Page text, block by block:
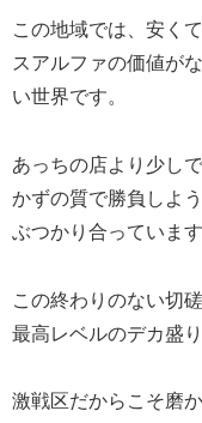
この地域では、安く
スアルファの価値が
い世界です。
あっちの店より少し
かずの質で勝負しよ
ぶつかり合っています
この終わりのない切
最高レベルのデカ盛
激戦区だからこそ磨